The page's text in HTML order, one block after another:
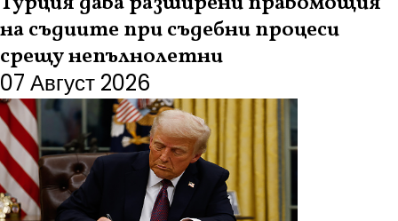
на съдиите при съдебни процеси
срещу непълнолетни
07 Август 2026